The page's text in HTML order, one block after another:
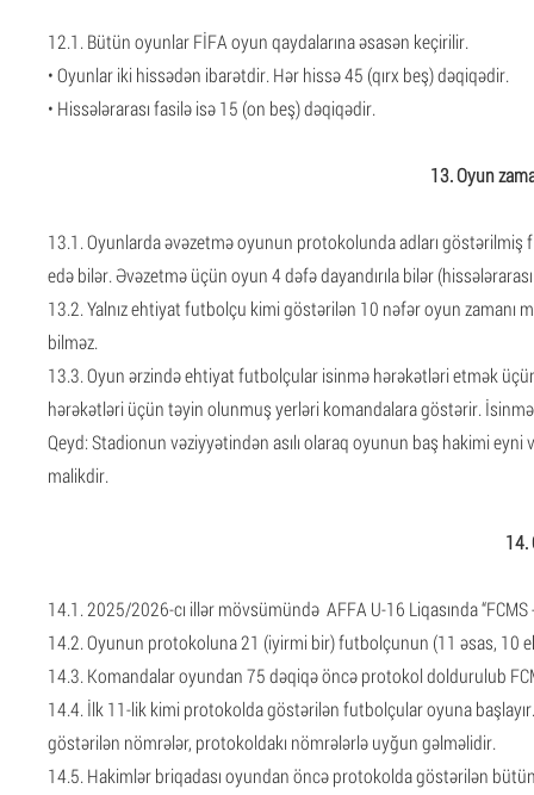
12.1. Bütün oyunlar FİFA oyun qaydalarına əsasən keçirilir.
• Oyunlar iki hissədən ibarətdir. Hər hissə 45 (qırx beş) dəqiqədir.
• Hissələrarası fasilə isə 15 (on beş) dəqiqədir.
13. Oyun
13.1. Oyunlarda əvəzetmə oyunun protokolunda adları
edə bilər. Əvəzetmə üçün oyun 4 dəfə dayandırıla bilər
13.2. Yalnız ehtiyat futbolçu kimi göstərilən 10 nəfər oyun zamanı
bilməz.
13.3. Oyun ərzində ehtiyat futbolçular isinmə hərəkətləri etmək
hərəkətləri üçün təyin olunmuş yerləri komandalara göstərir.
Qeyd: Stadionun vəziyyətindən asılı olaraq oyunun baş hakimi
malikdir.
14.
14.1. 2025/2026-cı illər mövsümündə AFFA U-16 Liqasında
14.2. Oyunun protokoluna 21 (iyirmi bir) futbolçunun (11 əsas, 10
14.3. Komandalar oyundan 75 dəqiqə öncə protokol doldurulub
14.4. İlk 11-lik kimi protokolda göstərilən futbolçular oyuna
göstərilən nömrələr, protokoldakı nömrələrlə uyğun gəlməlidir.
14.5. Hakimlər briqadası oyundan öncə protokolda göstərilən